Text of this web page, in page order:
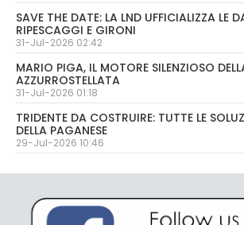
SAVE THE DATE: LA LND UFFICIALIZZA LE
RIPESCAGGI E GIRONI
31-Jul-2026 02:42
MARIO PIGA, IL MOTORE SILENZIOSO
AZZURROSTELLATA
31-Jul-2026 01:18
TRIDENTE DA COSTRUIRE: TUTTE LE
DELLA PAGANESE
29-Jul-2026 10:46